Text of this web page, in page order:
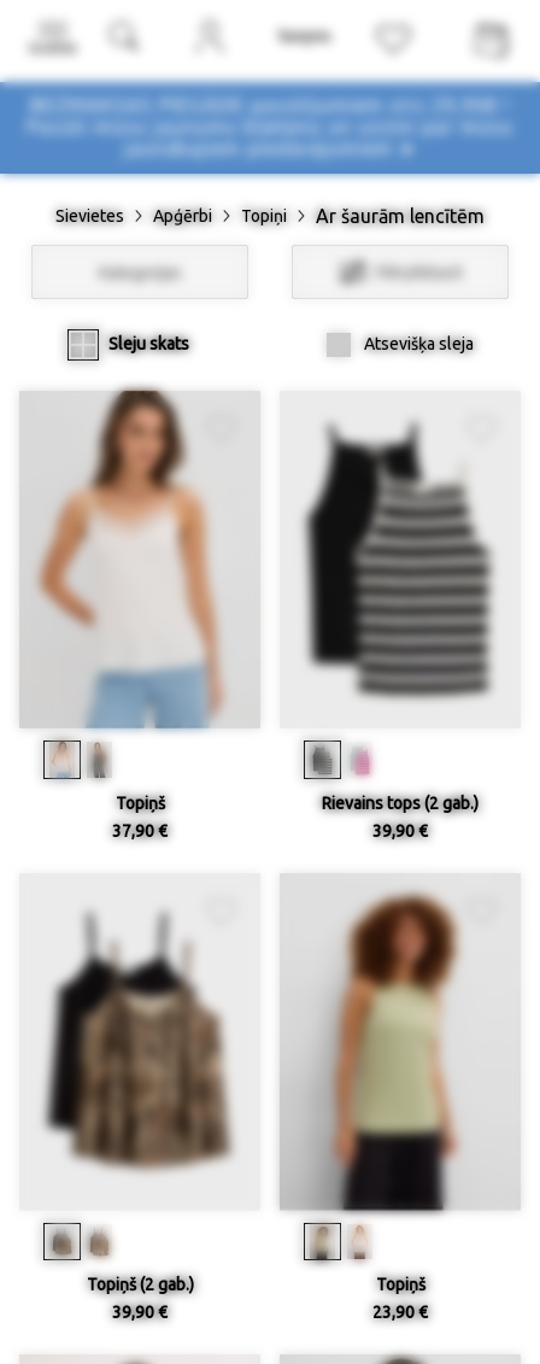
BEZMAKSAS PIEGĀDE pasūtījumiem virs 29,90€ !
Pasūti mūsu jaunumu biļetenu un uzzini par mūsu
Sievietes Apģērbi Topiņi Ar šaurām lencītēm
Kategorijas Filtri/Atlasīt
Sleju skats Atsevišķa sleja
Topiņš
37,90 €
Rievains tops (2 gab.)
39,90 €
Topiņš (2 gab.)
39,90 €
Topiņš
23,90 €